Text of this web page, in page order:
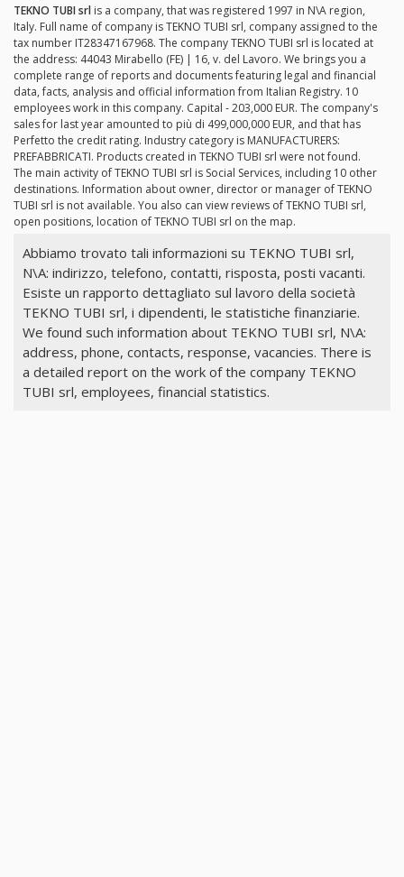
TEKNO TUBI srl is a company, that was registered 1997 in N\A region,
Italy. Full name of company is TEKNO TUBI srl, company assigned to the
tax number IT28347167968. The company TEKNO TUBI srl is located at
the address: 44043 Mirabello (FE) | 16, v. del Lavoro. We brings you a
complete range of reports and documents featuring legal and financial
data, facts, analysis and official information from Italian Registry. 10
employees work in this company. Capital - 203,000 EUR. The company's
sales for last year amounted to più di 499,000,000 EUR, and that has
Perfetto the credit rating. Industry category is MANUFACTURERS:
PREFABBRICATI. Products created in TEKNO TUBI srl were not found.
The main activity of TEKNO TUBI srl is Social Services, including 10 other
destinations. Information about owner, director or manager of TEKNO
TUBI srl is not available. You also can view reviews of TEKNO TUBI srl,
open positions, location of TEKNO TUBI srl on the map.
Abbiamo trovato tali informazioni su TEKNO TUBI srl,
N\A: indirizzo, telefono, contatti, risposta, posti vacanti.
Esiste un rapporto dettagliato sul lavoro della società
TEKNO TUBI srl, i dipendenti, le statistiche finanziarie.
We found such information about TEKNO TUBI srl, N\A:
address, phone, contacts, response, vacancies. There is
a detailed report on the work of the company TEKNO
TUBI srl, employees, financial statistics.